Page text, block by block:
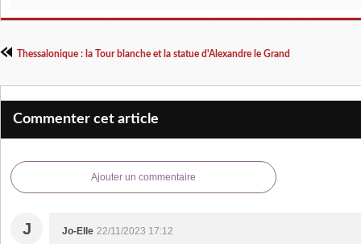
Thessalonique : la Tour blanche et la statue d'Alexandre le Grand
Commenter cet article
Ajouter un commentaire
J Jo-Elle 22/11/2023 17:12